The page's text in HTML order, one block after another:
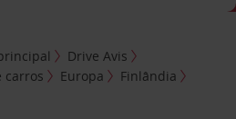
Drive Avis
carros
Europa
Finlândia